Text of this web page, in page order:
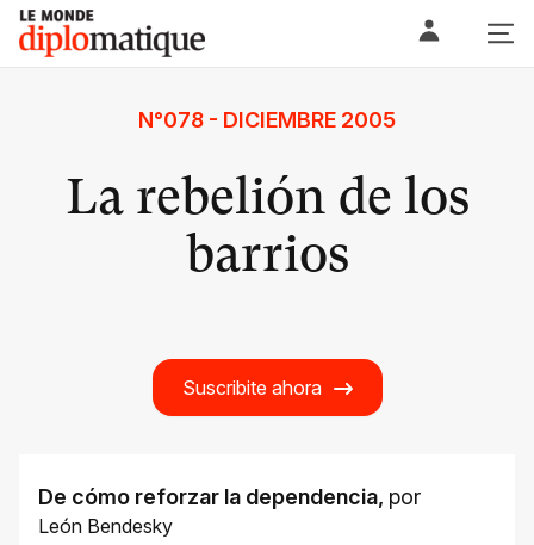
Skip
content
Le monde diplomatique
N°078 - DICIEMBRE 2005
La rebelión de los
barrios
Suscribite ahora
De cómo reforzar la dependencia, por
León Bendesky